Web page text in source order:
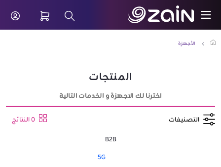
تخطي إلى المحتوى الرئيسي
شريط البحث
الأجهزة
المنتجات
اخترنا لك الاجهزة و الخدمات التالية
التصنيفات
B2B
5G